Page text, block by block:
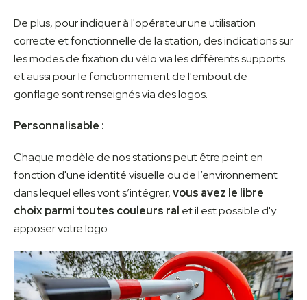
De plus, pour indiquer à l'opérateur une utilisation
correcte et fonctionnelle de la station, des indications sur
les modes de fixation du vélo via les différents supports
et aussi pour le fonctionnement de l'embout de
gonflage sont renseignés via des logos.
Personnalisable :
Chaque modèle de nos stations peut être peint en
fonction d'une identité visuelle ou de l’environnement
dans lequel elles vont s’intégrer,vous avez le libre
choix parmi toutes couleurs ral et il est possible d'y
apposer votre logo.